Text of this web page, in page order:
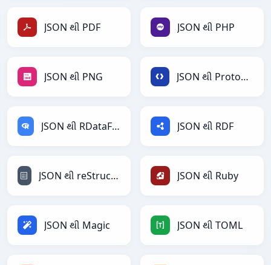
JSON થી PDF JSON થી PHP
JSON થી PNG JSON થી Protobuf
JSON થી RDataFrame JSON થી RDF
JSON થી reStructuredText JSON થી Ruby
JSON થી Magic JSON થી TOML